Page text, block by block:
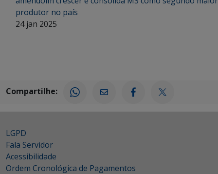
produtor no país
24 jan 2025
Compartilhe:
LGPD
Fala Servidor
Acessibilidade
Ordem Cronológica de Pagamentos